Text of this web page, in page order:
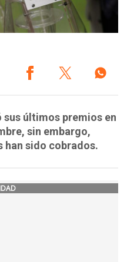
sus últimos premios en
sin embargo,
han sido cobrados.